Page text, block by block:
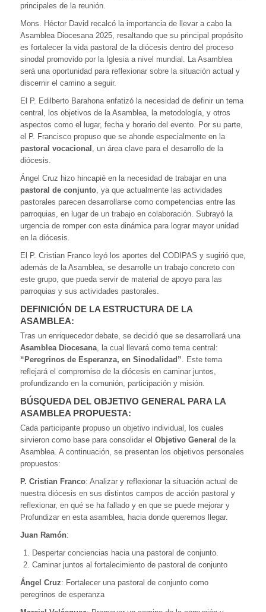
principales de la reunión.
Mons. Héctor David recalcó la importancia de llevar a cabo la
Asamblea Diocesana 2025, resaltando que su principal propósito
es fortalecer la vida pastoral de la diócesis dentro del proceso
sinodal promovido por la Iglesia a nivel mundial. La Asamblea
será una oportunidad para reflexionar sobre la situación actual y
discernir el camino a seguir.
El P. Edilberto Barahona enfatizó la necesidad de definir un tema
central, los objetivos de la Asamblea, la metodología, y otros
aspectos como el lugar, fecha y horario del evento. Por su parte,
el P. Francisco propuso que se ahonde especialmente en la
pastoral vocacional , un área clave para el desarrollo de la
diócesis.
Ángel Cruz hizo hincapié en la necesidad de trabajar en una
pastoral de conjunto , ya que actualmente las actividades
pastorales parecen desarrollarse como competencias entre las
parroquias, en lugar de un trabajo en colaboración. Subrayó la
urgencia de romper con esta dinámica para lograr mayor unidad
en la diócesis.
El P. Cristian Franco leyó los aportes del CODIPAS y sugirió que,
además de la Asamblea, se desarrolle un trabajo concreto con
este grupo, que pueda servir de material de apoyo para las
parroquias y sus actividades pastorales.
DEFINICIÓN DE LA ESTRUCTURA DE LA
ASAMBLEA:
Tras un enriquecedor debate, se decidió que se desarrollará una
Asamblea Diocesana , la cual llevará como tema central:
“Peregrinos de Esperanza, en Sinodalidad” . Este tema
reflejará el compromiso de la diócesis en caminar juntos,
profundizando en la comunión, participación y misión.
BÚSQUEDA DEL OBJETIVO GENERAL PARA LA
ASAMBLEA PROPUESTA:
Cada participante propuso un objetivo individual, los cuales
sirvieron como base para consolidar el Objetivo General de la
Asamblea. A continuación, se presentan los objetivos personales
propuestos:
P. Cristian Franco: Analizar y reflexionar la situación actual de
nuestra diócesis en sus distintos campos de acción pastoral y
reflexionar, en qué se ha fallado y en que se puede mejorar y
Profundizar en esta asamblea, hacia donde queremos llegar.
Juan Ramón:
Despertar conciencias hacia una pastoral de conjunto.
Caminar juntos al fortalecimiento de pastoral de conjunto
Ángel Cruz: Fortalecer una pastoral de conjunto como
peregrinos de esperanza